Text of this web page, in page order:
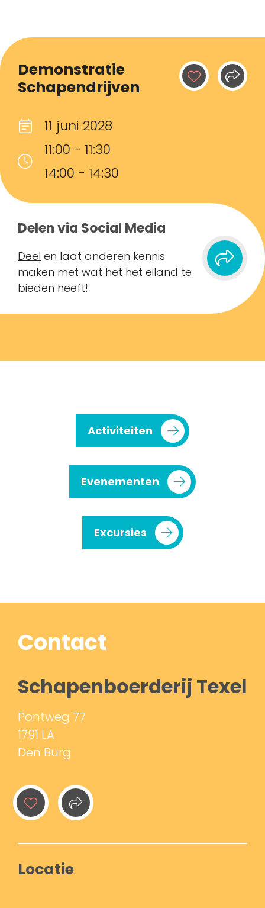
Demonstratie
Schapendrijven
11 juni 2028
11:00 - 11:30
14:00 - 14:30
Delen via Social Media
Deel en laat anderen kennis
maken met wat het het eiland te
bieden heeft!
Activiteiten
Evenementen
Excursies
Contact
Schapenboerderij Texel
Pontweg 77
1791 LA
Den Burg
Locatie